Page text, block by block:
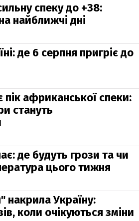
спеку до +38:
найближчі дні
де 6 серпня пригріє до
пік африканської спеки:
стануть
де будуть грози та чи
цього тижня
накрила Україну:
коли очікуються зміни